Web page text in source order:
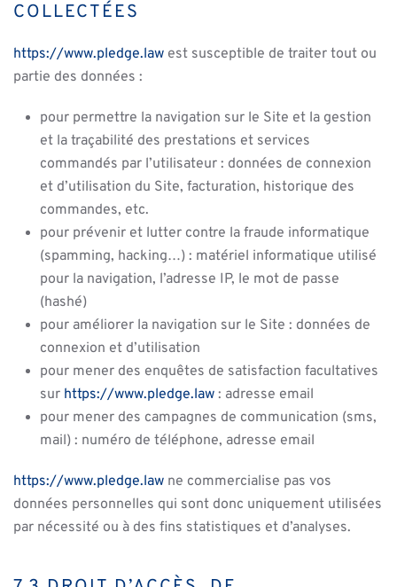
COLLECTÉES
https://www.pledge.law est susceptible de traiter tout ou
partie des données :
pour permettre la navigation sur le Site et la gestion
et la traçabilité des prestations et services
commandés par l’utilisateur : données de connexion
et d’utilisation du Site, facturation, historique des
commandes, etc.
pour prévenir et lutter contre la fraude informatique
(spamming, hacking…) : matériel informatique utilisé
pour la navigation, l’adresse IP, le mot de passe
(hashé)
pour améliorer la navigation sur le Site : données de
connexion et d’utilisation
pour mener des enquêtes de satisfaction facultatives
sur https://www.pledge.law : adresse email
pour mener des campagnes de communication (sms,
mail) : numéro de téléphone, adresse email
https://www.pledge.law ne commercialise pas vos
données personnelles qui sont donc uniquement utilisées
par nécessité ou à des fins statistiques et d’analyses.